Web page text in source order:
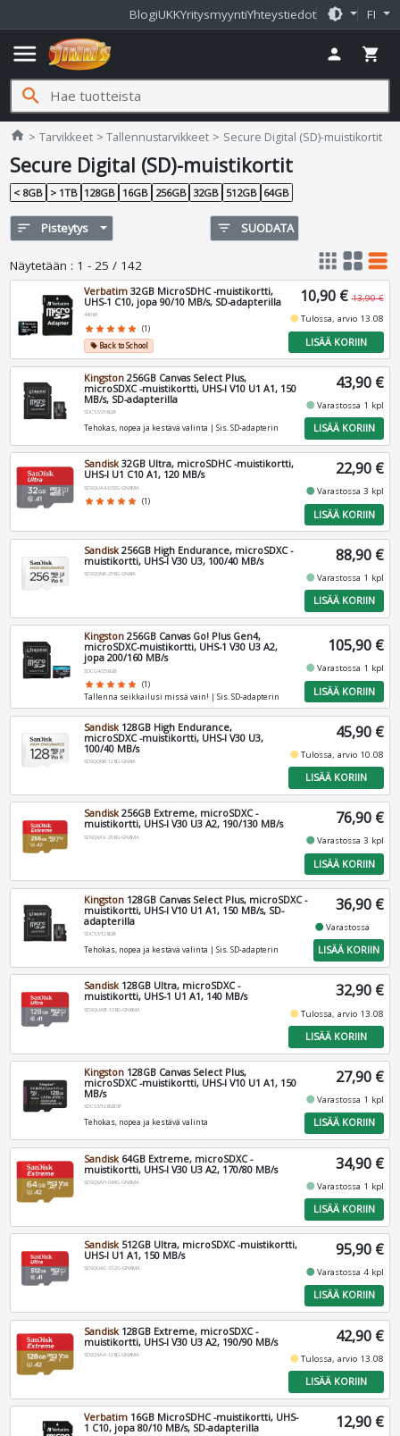
BlogiUKKYritysmyyntiYhteystiedot brightness_medium FI
menu person shopping_cart
search
home Jimms.fi
Tarvikkeet Tallennustarvikkeet Secure Digital (SD)-muistikortit
Secure Digital (SD)-muistikortit
< 8GB > 1TB 128GB 16GB 256GB 32GB 512GB 64GB
sort Pisteytys filter_list SUODATA
Näytetään : 1 - 25 / 142 apps grid_view table_rows
Verbatim 32GB MicroSDHC -muistikortti,
UHS-1 C10, jopa 90/10 MB/s, SD-adapterilla
44083
star star star star star (1)
local_offerBack to School
10,90 € 13,90 €
fiber_manual_recordTulossa, arvio 13.08
LISÄÄ KORIIN
Kingston 256GB Canvas Select Plus,
microSDXC -muistikortti, UHS-I V10 U1 A1, 150
MB/s, SD-adapterilla
SDCS3/256GB
Tehokas, nopea ja kestävä valinta | Sis. SD-adapterin
43,90 €
fiber_manual_recordVarastossa 1 kpl
LISÄÄ KORIIN
Sandisk32GB Ultra, microSDHC -muistikortti,
UHS-I U1 C10 A1, 120 MB/s
SDSQUA4-032G-GN6MA
star star star star star (1)
22,90 €
fiber_manual_recordVarastossa 3 kpl
LISÄÄ KORIIN
Sandisk256GB High Endurance, microSDXC -
muistikortti, UHS-I V30 U3, 100/40 MB/s
SDSQQNR-256G-GN6IA
88,90 €
fiber_manual_recordVarastossa 1 kpl
LISÄÄ KORIIN
Kingston 256GB Canvas Go! Plus Gen4,
microSDXC-muistikortti, UHS-1 V30 U3 A2,
jopa 200/160 MB/s
SDCG4/256GB
star star star star star (1)
Tallenna seikkailusi missä vain! | Sis. SD-adapterin
105,90 €
fiber_manual_recordVarastossa 1 kpl
LISÄÄ KORIIN
Sandisk 128GB High Endurance,
microSDXC -muistikortti, UHS-I V30 U3,
100/40 MB/s
SDSQQNR-128G-GN6IA
45,90 €
fiber_manual_recordTulossa, arvio 10.08
LISÄÄ KORIIN
Sandisk256GB Extreme, microSDXC -
muistikortti, UHS-I V30 U3 A2, 190/130 MB/s
SDSQXAV-256G-GN6MA
76,90 €
fiber_manual_recordVarastossa 3 kpl
LISÄÄ KORIIN
Kingston 128GB Canvas Select Plus, microSDXC -
muistikortti, UHS-I V10 U1 A1, 150 MB/s, SD-
adapterilla
SDCS3/128GB
Tehokas, nopea ja kestävä valinta | Sis. SD-adapterin
36,90 €
fiber_manual_recordVarastossa
LISÄÄ KORIIN
Sandisk128GB Ultra, microSDXC -
muistikortti, UHS-1 U1 A1, 140 MB/s
SDSQUAB-128G-GN6MA
32,90 €
fiber_manual_recordTulossa, arvio 13.08
LISÄÄ KORIIN
Kingston 128GB Canvas Select Plus,
microSDXC -muistikortti, UHS-I V10 U1 A1, 150
MB/s
SDCS3/128GBSP
Tehokas, nopea ja kestävä valinta
27,90 €
fiber_manual_recordVarastossa 1 kpl
LISÄÄ KORIIN
Sandisk 64GB Extreme, microSDXC -
muistikortti, UHS-I V30 U3 A2, 170/80 MB/s
SDSQXAH-064G-GN6MA
34,90 €
fiber_manual_recordVarastossa 1 kpl
LISÄÄ KORIIN
Sandisk512GB Ultra, microSDXC -muistikortti,
UHS-I U1 A1, 150 MB/s
SDSQUAC-512G-GN6MA
95,90 €
fiber_manual_recordVarastossa 4 kpl
LISÄÄ KORIIN
Sandisk 128GB Extreme, microSDXC -
muistikortti, UHS-I V30 U3 A2, 190/90 MB/s
SDSQXAA-128G-GN6MA
42,90 €
fiber_manual_recordTulossa, arvio 13.08
LISÄÄ KORIIN
Verbatim 16GB MicroSDHC -muistikortti, UHS-
1 C10, jopa 80/10 MB/s, SD-adapterilla
12,90 €